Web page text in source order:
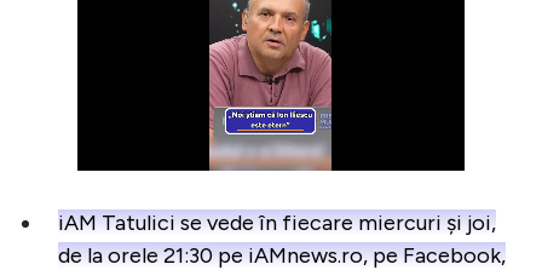
iAM Tatulici se vede în fiecare miercuri și joi,
de la orele 21:30 pe iAMnews.ro, pe Facebook,